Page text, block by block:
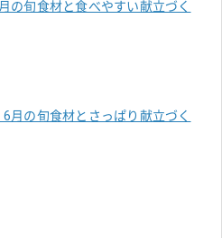
の旬食材と食べやすい献立づく
月の旬食材とさっぱり献立づく